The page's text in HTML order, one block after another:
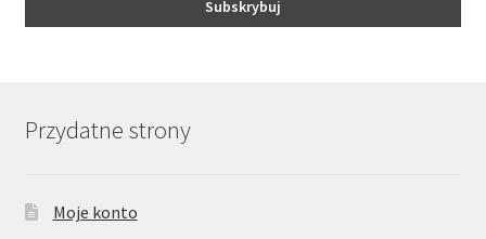
Przydatne strony
Moje konto